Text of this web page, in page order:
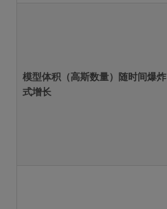
模型体积（高斯数量）随时间爆炸
式增长